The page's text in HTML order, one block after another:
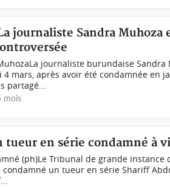
journaliste Sandra Muhoza
journaliste burundaise
4 mars, après avoir été condamnée en
partagé...
mois
tueur en série condamné à
(ph)Le Tribunal de grande
condamné un tueur en série Shariff